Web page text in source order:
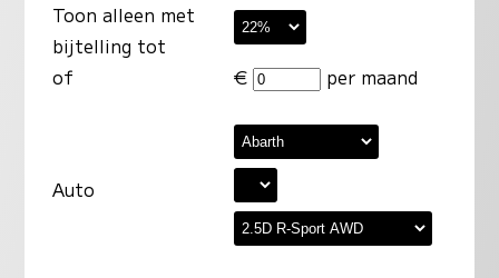
Toon alleen met
bijtelling tot
of
€ per maand
Auto